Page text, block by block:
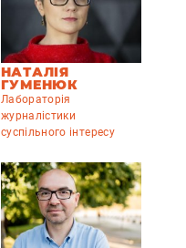
НАТАЛІЯ
ГУМЕНЮК
Лабораторія
журналістики
суспільного інтересу